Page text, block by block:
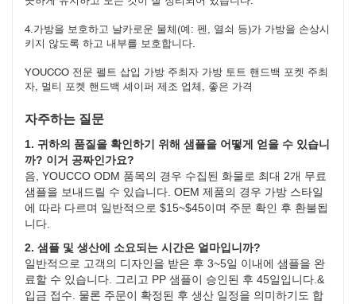
4.가방을 보호하고 날카로운 물체(예: 펜, 열쇠 등)가 가방을 손상시
키지 않도록 하고 내부를 보호합니다.
YOUCCO 전문 펠트 삽입 가방 주최자 가방 토트 핸드백 포켓 주최
자, 멀티 포켓 핸드백 셰이퍼 제조 업체, 좋은 가격
자주하는 질문
1. 귀하의 품질을 확인하기 위해 샘플을 어떻게 얻을 수 있습니
까? 이거 공짜인가요?
음, YOUCCO ODM 품목의 경우 수집된 화물로 최대 2개 무료
샘플을 보내드릴 수 있습니다. OEM 제품의 경우 가방 스타일
에 따라 다르며 일반적으로 $15~$45이며 주문 확인 후 환불됩
니다.
2. 샘플 및 생산에 소요되는 시간은 얼마입니까?
일반적으로 고객의 디자인을 받은 후 3~5일 이내에 샘플을 완
료할 수 있습니다. 그리고 PP 샘플이 승인된 후 45일입니다.&
입금 접수. 물론 주문이 확정된 후 생산 일정을 의미하기도 합